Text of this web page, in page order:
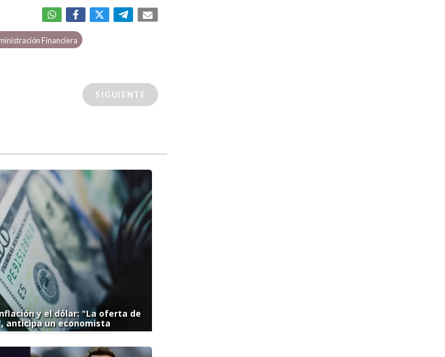
Financiera
SIGUIENTE
y el dólar: "La oferta de
anticipa un economista